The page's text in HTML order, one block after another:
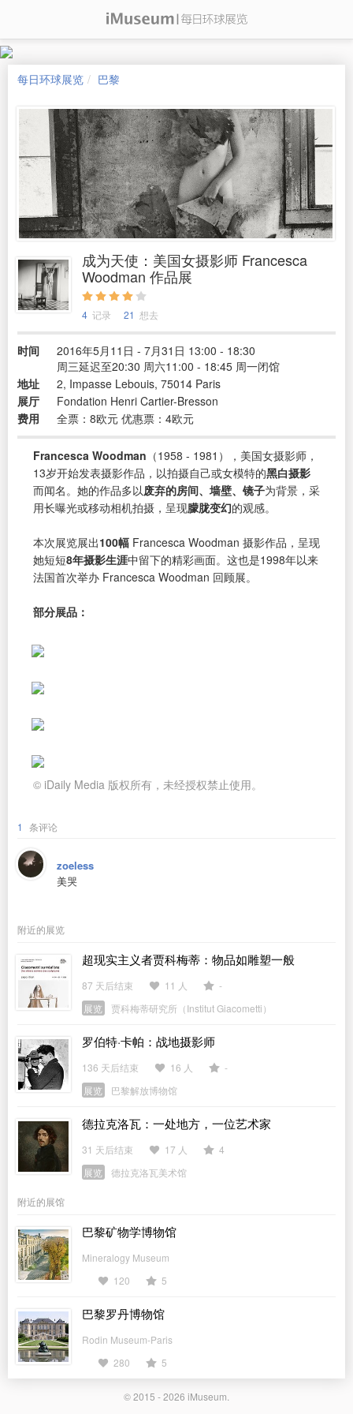
每日环球展览 巴黎
成为天使：美国女摄影师 Francesca
Woodman 作品展
4 记录 21 想去
时间
2016年5月11日 - 7月31日 13:00 - 18:30
周三延迟至20:30 周六11:00 - 18:45 周一闭馆
地址
2, Impasse Lebouis, 75014 Paris
展厅
Fondation Henri Cartier-Bresson
费用
全票：8欧元 优惠票：4欧元
Francesca Woodman （1958 - 1981），美国女摄影师，
13岁开始发表摄影作品，以拍摄自己或女模特的黑白摄影
而闻名。她的作品多以废弃的房间、墙壁、镜子为背景，采
用长曝光或移动相机拍摄，呈现朦胧变幻的观感。
本次展览展出100幅 Francesca Woodman 摄影作品，呈现
她短短8年摄影生涯中留下的精彩画面。这也是1998年以来
法国首次举办 Francesca Woodman 回顾展。
部分展品：
© iDaily Media 版权所有，未经授权禁止使用。
1 条评论
zoeless
美哭
附近的展览
超现实主义者贾科梅蒂：物品如雕塑一般
87 天后结束 11 人
-
展览
贾科梅蒂研究所（Institut Giacometti）
罗伯特·卡帕：战地摄影师
136 天后结束 16 人
-
展览
巴黎解放博物馆
德拉克洛瓦：一处地方，一位艺术家
31 天后结束 17 人
4
展览
德拉克洛瓦美术馆
附近的展馆
巴黎矿物学博物馆
Mineralogy Museum
120
5
巴黎罗丹博物馆
Rodin Museum-Paris
280
5
© 2015 - 2026 iMuseum